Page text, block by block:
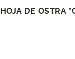
HOJA DE OSTRA